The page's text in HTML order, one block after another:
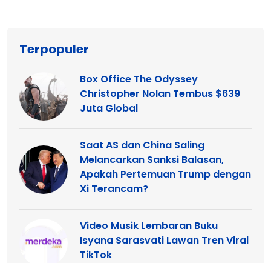
Terpopuler
Box Office The Odyssey
Christopher Nolan Tembus $639
Juta Global
Saat AS dan China Saling
Melancarkan Sanksi Balasan,
Apakah Pertemuan Trump dengan
Xi Terancam?
Video Musik Lembaran Buku
Isyana Sarasvati Lawan Tren Viral
TikTok